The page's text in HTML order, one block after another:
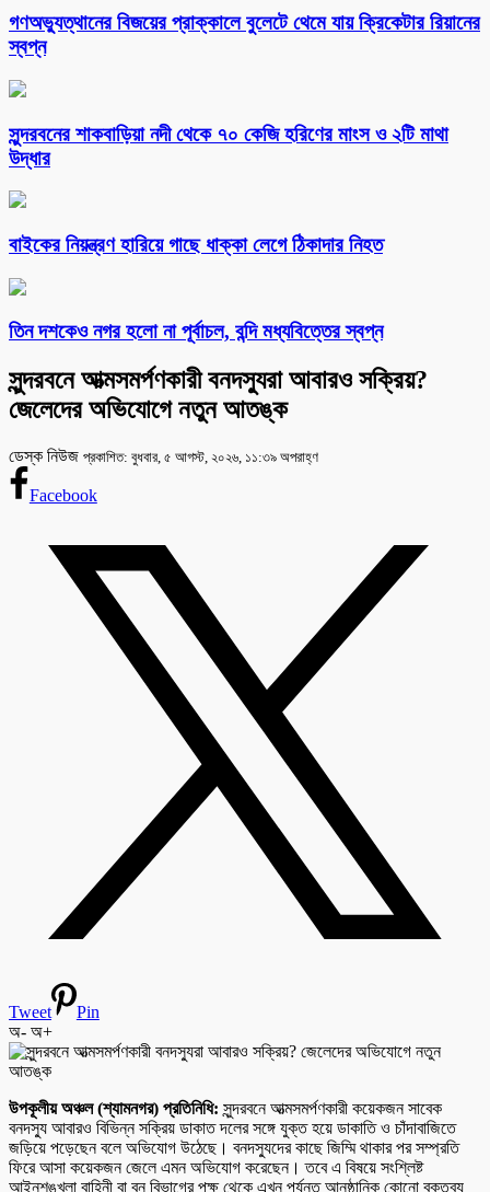
গণঅভ্যুত্থানের বিজয়ের প্রাক্কালে বুলেটে থেমে যায় ক্রিকেটার রিয়ানের
স্বপ্ন
সুন্দরবনের শাকবাড়িয়া নদী থেকে ৭০ কেজি হরিণের মাংস ও ২টি মাথা
উদ্ধার
বাইকের নিয়ন্ত্রণ হারিয়ে গাছে ধাক্কা লেগে ঠিকাদার নিহত
তিন দশকেও নগর হলো না পূর্বাচল, বন্দি মধ্যবিত্তের স্বপ্ন
সুন্দরবনে আত্মসমর্পণকারী বনদস্যুরা আবারও সক্রিয়?
জেলেদের অভিযোগে নতুন আতঙ্ক
ডেস্ক নিউজ প্রকাশিত: বুধবার, ৫ আগস্ট, ২০২৬, ১১:৩৯ অপরাহ্ণ
Facebook
Tweet
Pin
অ- অ+
উপকূলীয় অঞ্চল (শ্যামনগর) প্রতিনিধি: সুন্দরবনে আত্মসমর্পণকারী কয়েকজন সাবেক
বনদস্যু আবারও বিভিন্ন সক্রিয় ডাকাত দলের সঙ্গে যুক্ত হয়ে ডাকাতি ও চাঁদাবাজিতে
জড়িয়ে পড়েছেন বলে অভিযোগ উঠেছে। বনদস্যুদের কাছে জিম্মি থাকার পর সম্প্রতি
ফিরে আসা কয়েকজন জেলে এমন অভিযোগ করেছেন। তবে এ বিষয়ে সংশ্লিষ্ট
আইনশৃঙ্খলা বাহিনী বা বন বিভাগের পক্ষ থেকে এখন পর্যন্ত আনুষ্ঠানিক কোনো বক্তব্য